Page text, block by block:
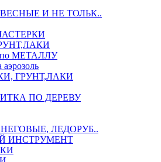
И НЕ ТОЛЬК..
по МЕТАЛЛУ
аэрозоль
ГРУНТ,ЛАКИ
ПО ДЕРЕВУ
ЛЕДОРУБ..
ИНСТРУМЕНТ